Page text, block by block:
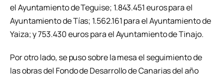
el Ayuntamiento de Teguise; 1.843.451 euros para el
Ayuntamiento de Tías; 1.562.161 para el Ayuntamiento de
Yaiza; y 753.430 euros para el Ayuntamiento de Tinajo.
Por otro lado, se puso sobre la mesa el seguimiento de
las obras del Fondo de Desarrollo de Canarias del año